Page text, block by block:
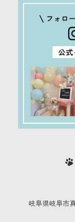
岐阜県岐阜市